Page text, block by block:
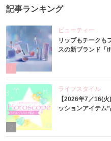
記事ランキング
ビューティー
リップもチークも
スの新ブランド「
ライフスタイル
【2026年7／16(
ッションアイテム